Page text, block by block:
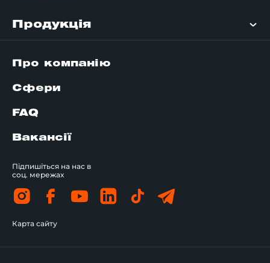
Продукція
Про компанію
Сфери
FAQ
Вакансії
Підпишіться на нас в
соц. мережах
Карта сайту